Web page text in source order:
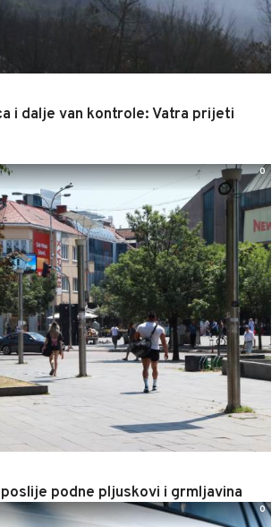
i dalje van kontrole: Vatra prijeti
podne pljuskovi i grmljavina
0
0